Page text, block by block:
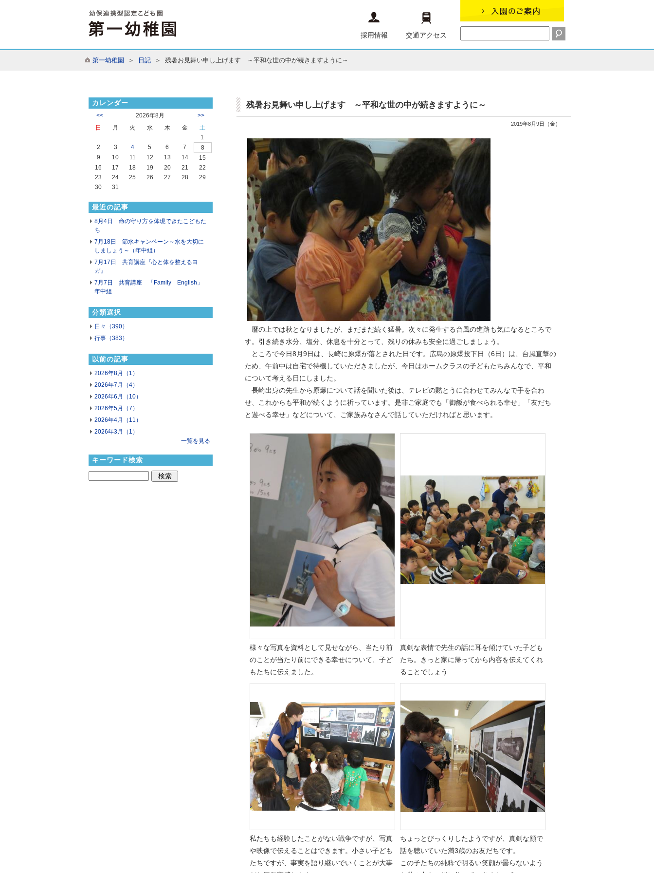
採用情報 交通アクセス
第一幼稚園 ＞ 日記＞ 残暑お見舞い申し上げます ～平和な世の中が続きますように～
カレンダー
<< 2026年8月 >>
日 月 火 水 木 金
土
1
2
3 4 5 6 7
8
9
10 11 12 13 14
15
16
17 18 19 20 21
22
23
24 25 26 27 28
29
30
31
最近の記事
8月4日 命の守り方を体現できたこどもた
ち
7月18日 節水キャンペーン～水を大切に
しましょう～（年中組）
7月17日 共育講座『心と体を整えるヨ
ガ』
7月7日 共育講座 「Family English」
年中組
分類選択
日々（390）
行事（383）
以前の記事
2026年8月（1）
2026年7月（4）
2026年6月（10）
2026年5月（7）
2026年4月（11）
2026年3月（1）
一覧を見る
キーワード検索
残暑お見舞い申し上げます ～平和な世の中が続きますように～
2019年8月9日（金）
暦の上では秋となりましたが、まだまだ続く猛暑。次々に発生する台風の進路も気になるところで
す。引き続き水分、塩分、休息を十分とって、残りの休みも安全に過ごしましょう。
ところで今日8月9日は、長崎に原爆が落とされた日です。広島の原爆投下日（6日）は、台風直撃の
ため、午前中は自宅で待機していただきましたが、今日はホームクラスの子どもたちみんなで、平和
について考える日にしました。
長崎出身の先生から原爆について話を聞いた後は、テレビの黙とうに合わせてみんなで手を合わ
せ、これからも平和が続くように祈っています。是非ご家庭でも「御飯が食べられる幸せ」「友だち
と遊べる幸せ」などについて、ご家族みなさんで話していただければと思います。
様々な写真を資料として見せながら、当たり前
のことが当たり前にできる幸せについて、子ど
もたちに伝えました。
真剣な表情で先生の話に耳を傾けていた子ども
たち。きっと家に帰ってから内容を伝えてくれ
ることでしょう
私たちも経験したことがない戦争ですが、写真
や映像で伝えることはできます。小さい子ども
たちですが、事実を語り継いでいくことが大事
ちょっとびっくりしたようですが、真剣な顔で
話を聴いていた満3歳のお友だちです。
この子たちの純粋で明るい笑顔が曇らないよう